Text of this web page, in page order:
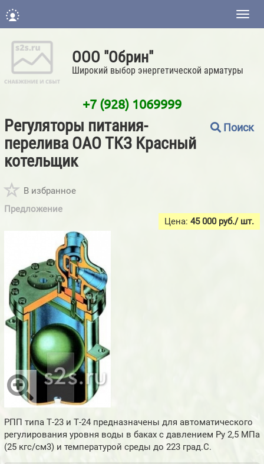
ООО "Обрин"
Широкий выбор энергетической арматуры
+7 (928) 1069999
Регуляторы питания-
перелива ОАО ТКЗ Красный
котельщик
Поиск
В избранное
Предложение
Цена: 45 000 руб./ шт.
РПП типа Т-23 и Т-24 предназначены для автоматического
регулирования уровня воды в баках с давлением Ру 2,5 МПа
(25 кгс/см3) и температурой среды до 223 град.С.